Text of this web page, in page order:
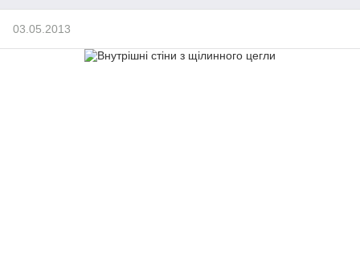
03.05.2013